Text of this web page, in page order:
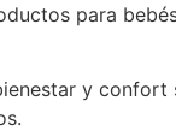
para
y confort